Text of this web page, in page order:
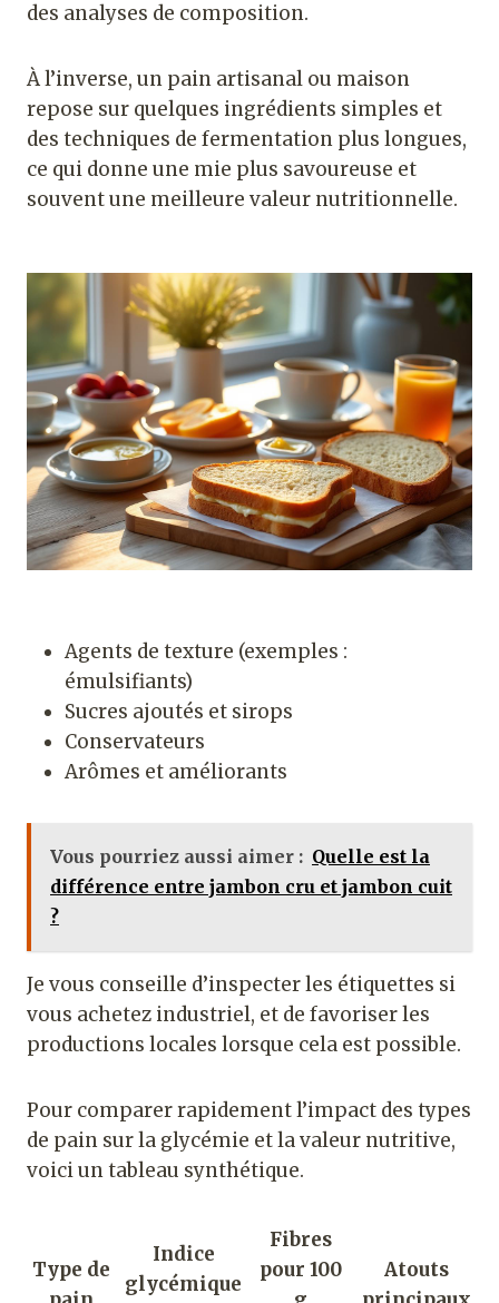
des analyses de composition.
À l’inverse, un pain artisanal ou maison
repose sur quelques ingrédients simples et
des techniques de fermentation plus longues,
ce qui donne une mie plus savoureuse et
souvent une meilleure valeur nutritionnelle.
Agents de texture (exemples :
émulsifiants)
Sucres ajoutés et sirops
Conservateurs
Arômes et améliorants
Vous pourriez aussi aimer : Quelle est la
différence entre jambon cru et jambon cuit
?
Je vous conseille d’inspecter les étiquettes si
vous achetez industriel, et de favoriser les
productions locales lorsque cela est possible.
Pour comparer rapidement l’impact des types
de pain sur la glycémie et la valeur nutritive,
voici un tableau synthétique.
Type de
Indice
glycémique
Fibres
pour 100
Atouts